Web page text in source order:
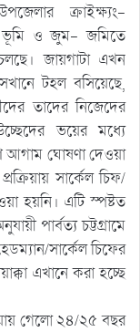
ক্রাইক্ষ্যং-
ভূমি ও জুম- জমিতে
জায়গাটা এখন
টহল বসিয়েছে,
তাদের নিজেদের
ভয়ের মধ্যে
আগাম ঘোষণা দেওয়া
সার্কেল চিফ/
হয়নি। এটি স্পষ্টত
পার্বত্য চট্টগ্রামে
সার্কেল চিফের
এখানে করা হচ্ছে
গেলো ২৪/২৫ বছর